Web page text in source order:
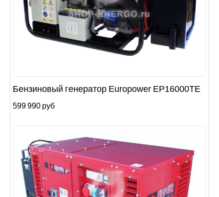
Бензиновый генератор Europower EP16000TE
599 990 руб